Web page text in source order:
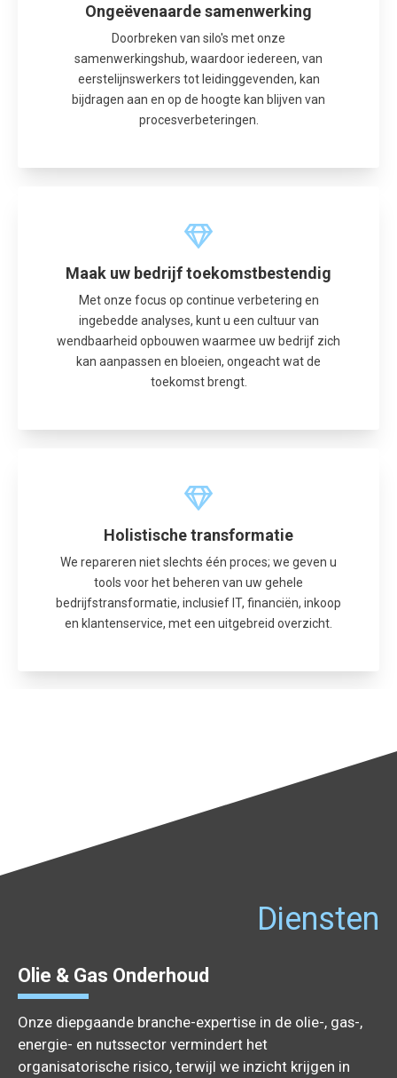
Ongeëvenaarde samenwerking
Doorbreken van silo's met onze
samenwerkingshub, waardoor iedereen, van
eerstelijnswerkers tot leidinggevenden, kan
bijdragen aan en op de hoogte kan blijven van
procesverbeteringen.
Maak uw bedrijf toekomstbestendig
Met onze focus op continue verbetering en
ingebedde analyses, kunt u een cultuur van
wendbaarheid opbouwen waarmee uw bedrijf zich
kan aanpassen en bloeien, ongeacht wat de
toekomst brengt.
Holistische transformatie
We repareren niet slechts één proces; we geven u
tools voor het beheren van uw gehele
bedrijfstransformatie, inclusief IT, financiën, inkoop
en klantenservice, met een uitgebreid overzicht.
Diensten
Olie & Gas Onderhoud
Onze diepgaande branche-expertise in de olie-, gas-,
energie- en nutssector vermindert het
organisatorische risico, terwijl we inzicht krijgen in